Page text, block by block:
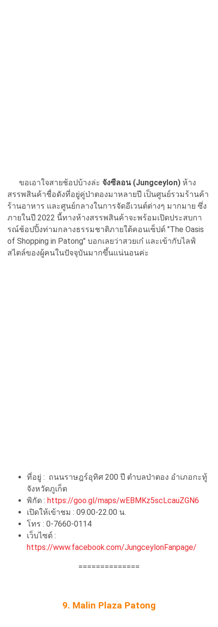
ขอเอาใจสายช้อปบ้างล่ะ จังซีลอน (Jungceylon) ห้าง
สรรพสินค้าชื่อดังที่อยู่คู่ป่าตองมาหลายปี เป็นศูนย์รวมร้านค้า
ร้านอาหาร และศูนย์กลางในการจัดอีเวนต์ต่างๆ มากมาย ซึ่ง
ภายในปี 2022 นี้ทางห้างสรรพสินค้าจะพร้อมเปิดประสบกา
รณ์ช้อปปิ้งท่ามกลางธรรมชาติภายใต้คอนเซ็ปต์ "The Oasis
of Shopping in Patong" บอกเลยว่าสวยเก๋ และเข้ากับไลฟ์
สไตล์ของผู้คนในปัจจุบันมากขึ้นแน่นอนค่ะ
ที่อยู่ : ถนนราษฎร์อุทิศ 200 ปี ตำบลป่าตอง อำเภอกะทู้
จังหวัดภูเก็ต
พิกัด : https://goo.gl/maps/wEBMKz5scLcauZGN6
เปิดให้เข้าชม : 09.00-22.00 น.
โทร : 0-7660-0114
เว็บไซต์ :
https://www.facebook.com/JungceylonFanpage/
==============
9. Malin Plaza Patong